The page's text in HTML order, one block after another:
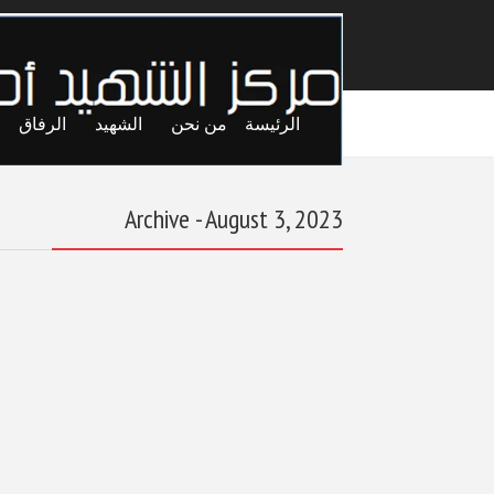
الرئيسة من نحن الشهيد الرفاق
Archive - August 3, 2023